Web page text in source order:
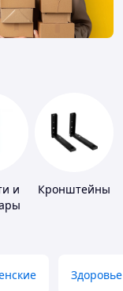
и
Кронштейны
Здоровье